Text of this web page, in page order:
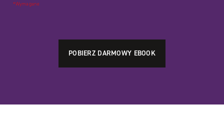
*Wymagane